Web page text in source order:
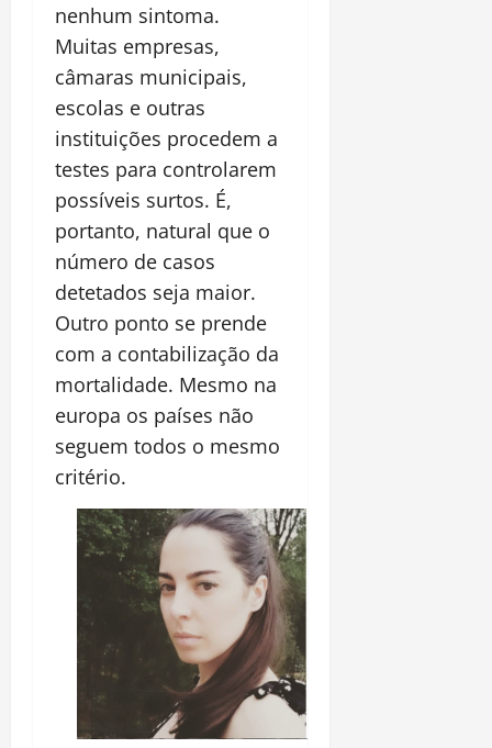
nenhum sintoma.
Muitas empresas,
câmaras municipais,
escolas e outras
instituições procedem a
testes para controlarem
possíveis surtos. É,
portanto, natural que o
número de casos
detetados seja maior.
Outro ponto se prende
com a contabilização da
mortalidade. Mesmo na
europa os países não
seguem todos o mesmo
critério.